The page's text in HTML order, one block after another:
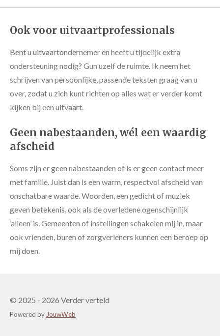
Ook voor uitvaartprofessionals
Bent u uitvaartondernemer en heeft u tijdelijk extra
ondersteuning nodig? Gun uzelf de ruimte. Ik neem het
schrijven van persoonlijke, passende teksten graag van u
over, zodat u zich kunt richten op alles wat er verder komt
kijken bij een uitvaart.
Geen nabestaanden, wél een waardig
afscheid
Soms zijn er geen nabestaanden of is er geen contact meer
met familie. Juist dan is een warm, respectvol afscheid van
onschatbare waarde. Woorden, een gedicht of muziek
geven betekenis, ook als de overledene ogenschijnlijk
‘alleen’ is. Gemeenten of instellingen schakelen mij in, maar
ook vrienden, buren of zorgverleners kunnen een beroep op
mij doen.
© 2025 - 2026 Verder verteld
Powered byJouwWeb